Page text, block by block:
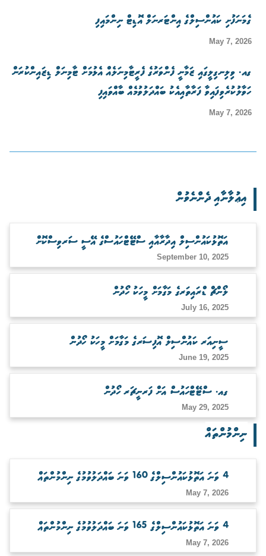
ގެމަނަފުށި ކައުންސިލްގެ އިންޓަރނަލް އޮޑިޓް ނިންމައިފި
May 7, 2026
ގއ. ވިލިނގިލީގައި ޒަމާނީ ފެންވަރުގެ ފެރީޓާމިނަލެއް އެޅުމަށް ޓާމިނަލް ޑިޒައިންކުރަން
ހަވާލުކުރެވިފައިވާ ފަރާތާއިއެކު ބައްދަލުވުމެއް ބާއްވައިފި
May 7, 2026
އިޢުލާނާއި ދެންނެވުން
އަތޮޅުކައުންސިލް އިދާރާއާއި ސްޓޭޓްހައުސްގެ އޭސީ ސަރވިސްކޮށް
ބަލަހައްޓާނެ ފަރާތެއް ހޯދުން
September 10, 2025
ލޯންޗް ޑްރައިވަރގެ މަގާމަށް މީހަކު ހޯދުން
July 16, 2025
ސީނިއަރ ކައުންސިލް އޮފިސަރގެ މަގާމަށް މީހަކު ހޯދުން
June 19, 2025
ގއ. ސްޓޭޓްހައުސް އަށް ފަރނީޗަރ ހޯދުން
May 29, 2025
ނިންމުންތައް
4 ވަނަ އަތޮޅުކައުންސިލްގެ 160 ވަނަ ބައްދަލުވުމުގެ ނިންމުންތައް
May 7, 2026
4 ވަނަ އަތޮޅުކައުންސިލްގެ 165 ވަނަ ބައްދަލުވުމުގެ ނިންމުންތައް
May 7, 2026